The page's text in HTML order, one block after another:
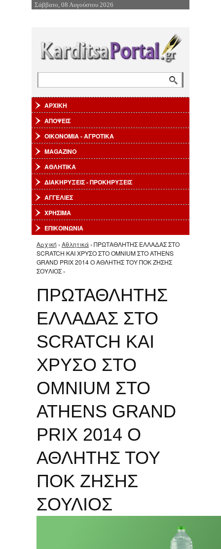
Επιστροφή στην Πλοήγηση
Σάββατο, 08 Αυγούστου 2026
ΑΡΧΙΚΗ
ΑΠΟΨΕΙΣ
ΟΙΚΟΝΟΜΙΑ - ΑΓΡΟΤΙΚΑ
MAGAZINO
ΑΘΛΗΤΙΚΑ
ΔΙΑΚΗΡΥΞΕΙΣ - ΠΡΟΚΗΡΥΞΕΙΣ
ΑΓΓΕΛΙΕΣ
ΧΡΗΣΙΜΑ
ΕΠΙΚΟΙΝΩΝΙΑ
Είστε εδώ
Αρχική › Αθλητικά › ΠΡΩΤΑΘΛΗΤΗΣ ΕΛΛΑΔΑΣ ΣΤΟ
SCRATCH KAI ΧΡΥΣΟ ΣΤΟ OMNIUM ΣΤΟ ATHENS
GRAND PRIX 2014 O ΑΘΛΗΤΗΣ ΤΟΥ ΠΟΚ ΖΗΣΗΣ
ΣΟΥΛΙΟΣ ›
ΠΡΩΤΑΘΛΗΤΗΣ
ΕΛΛΑΔΑΣ ΣΤΟ
SCRATCH KAI
ΧΡΥΣΟ ΣΤΟ
OMNIUM ΣΤΟ
ATHENS GRAND
PRIX 2014 O
ΑΘΛΗΤΗΣ ΤΟΥ
ΠΟΚ ΖΗΣΗΣ
ΣΟΥΛΙΟΣ